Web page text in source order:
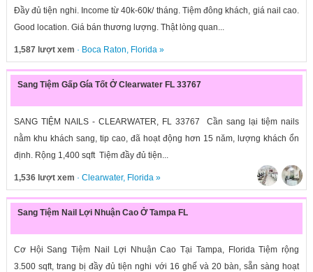
Đầy đủ tiện nghi. Income từ 40k-60k/ tháng. Tiệm đông khách, giá nail cao.
Good location. Giá bán thương lượng. Thật lòng quan...
1,587 lượt xem · Boca Raton, Florida»
Sang Tiệm Gấp Gía Tốt Ở Clearwater FL 33767
SANG TIỆM NAILS - CLEARWATER, FL 33767 Cần sang lại tiệm nails
nằm khu khách sang, tip cao, đã hoạt động hơn 15 năm, lượng khách ổn
định. Rộng 1,400 sqft Tiệm đầy đủ tiện...
1,536 lượt xem · Clearwater, Florida»
Sang Tiệm Nail Lợi Nhuận Cao Ở Tampa FL
Cơ Hội Sang Tiệm Nail Lợi Nhuận Cao Tại Tampa, Florida Tiệm rộng
3.500 sqft, trang bị đầy đủ tiện nghi với 16 ghế và 20 bàn, sẵn sàng hoạt